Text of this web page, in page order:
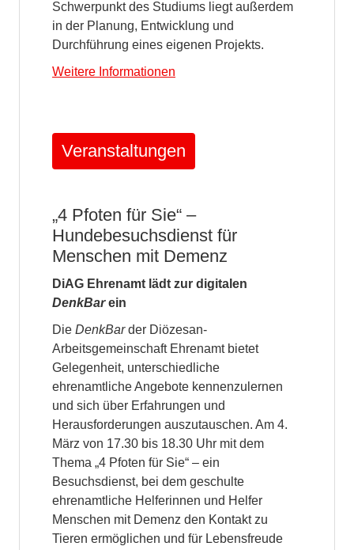
Schwerpunkt des Studiums liegt außerdem
in der Planung, Entwicklung und
Durchführung eines eigenen Projekts.
Weitere Informationen
Veranstaltungen
„4 Pfoten für Sie“ –
Hundebesuchsdienst für
Menschen mit Demenz
DiAG Ehrenamt lädt zur digitalen
DenkBarein
Die DenkBarder Diözesan-
Arbeitsgemeinschaft Ehrenamt bietet
Gelegenheit, unterschiedliche
ehrenamtliche Angebote kennenzulernen
und sich über Erfahrungen und
Herausforderungen auszutauschen. Am 4.
März von 17.30 bis 18.30 Uhr mit dem
Thema „4 Pfoten für Sie“ – ein
Besuchsdienst, bei dem geschulte
ehrenamtliche Helferinnen und Helfer
Menschen mit Demenz den Kontakt zu
Tieren ermöglichen und für Lebensfreude